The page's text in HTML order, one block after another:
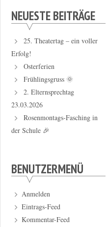
NEUESTE BEITRÄGE
25. Theatertag – ein voller
Erfolg!
Osterferien
Frühlingsgruss 🌞
2. Elternsprechtag
23.03.2026
Rosenmontags-Fasching in
der Schule 🎉
BENUTZERMENÜ
Anmelden
Eintrags-Feed
Kommentar-Feed